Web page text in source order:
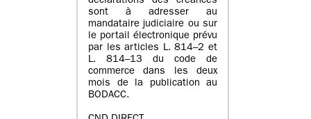
sont à adresser au
mandataire judiciaire ou sur
le portail électronique prévu
par les articles L. 814–2 et
L. 814–13 du code de
commerce dans les deux
mois de la publication au
BODACC.